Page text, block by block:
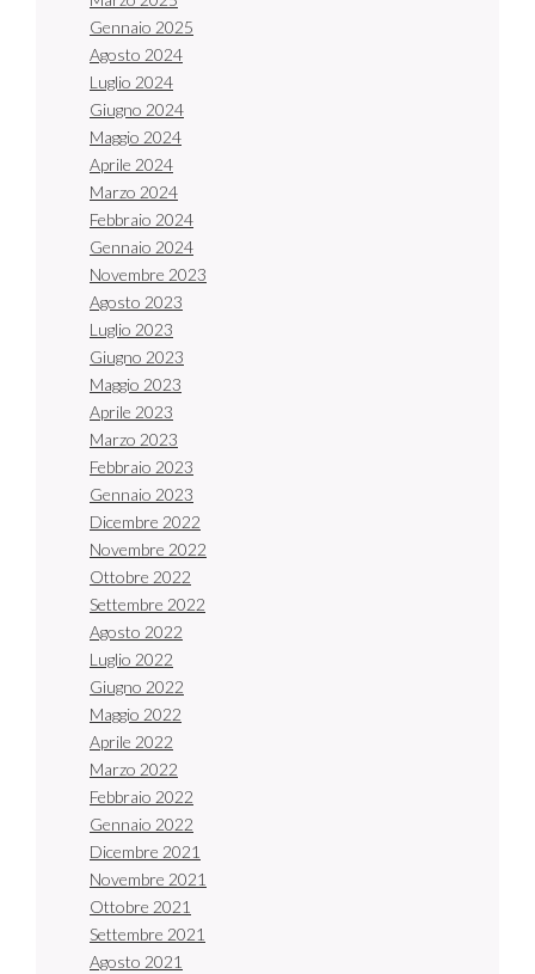
Gennaio 2025
Agosto 2024
Luglio 2024
Giugno 2024
Maggio 2024
Aprile 2024
Marzo 2024
Febbraio 2024
Gennaio 2024
Novembre 2023
Agosto 2023
Luglio 2023
Giugno 2023
Maggio 2023
Aprile 2023
Marzo 2023
Febbraio 2023
Gennaio 2023
Dicembre 2022
Novembre 2022
Ottobre 2022
Settembre 2022
Agosto 2022
Luglio 2022
Giugno 2022
Maggio 2022
Aprile 2022
Marzo 2022
Febbraio 2022
Gennaio 2022
Dicembre 2021
Novembre 2021
Ottobre 2021
Settembre 2021
Agosto 2021